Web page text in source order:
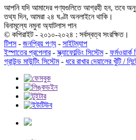
আপনি যদি আমাদের পণ্যগুলিতে আগ্রহী হন, তবে
তথ্য দিন, আমরা ২৪ ঘণ্টা অনলাইনে থাকি।
বিনামূল্যে নমুনা অ্যাটলাস পান
© কপিরাইট - ২০১০-২০২৪ : সর্বস্বত্ব সংরক্ষিত।
টিপস- জনপ্রিয় পণ্য - সাইটম্যাপ
ইস্পাতের প্রপেলার-স্ক্যাফোল্ডিং সিস্টেম- ফর্মওয়ার্ক
গ্রাউন্ড মাউন্টিং সিস্টেম- ধরে রাখার দেয়ালের খুঁটি /